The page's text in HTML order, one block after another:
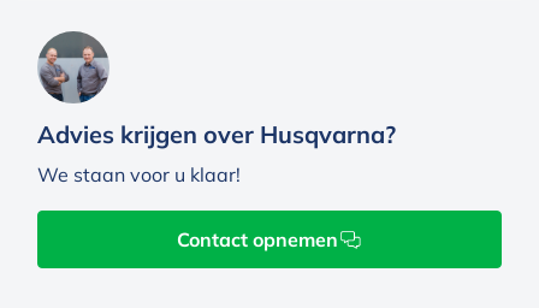
Advies krijgen over Husqvarna?
We staan voor u klaar!
Contact opnemen